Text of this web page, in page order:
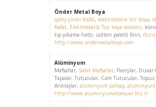
Önder Metal Boya
sprey çinko fosfat, elektrostatik toz boya,
fosfat, Elektrostatik Toz boya tesisleri,
tip yıkama hattı, üstten paletli fırın,
http://www.ondermetalboya.com
Alüminyum
Mafsallar, Sabit Mafsallar, Flanşlar, Duvar
Tapalar, Tutucular, Cam Tutucular, Topuz
Ankrajlar, alüminyum polisaj,
http://www.aluminyumaksesuar.biz.tr